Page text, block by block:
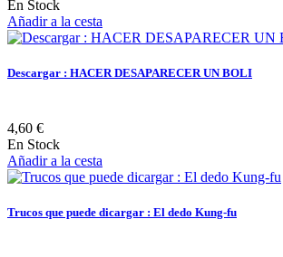
En Stock
Añadir a la cesta
Descargar : HACER DESAPARECER UN BOLI
4,60 €
En Stock
Añadir a la cesta
Trucos que puede dicargar : El dedo Kung-fu